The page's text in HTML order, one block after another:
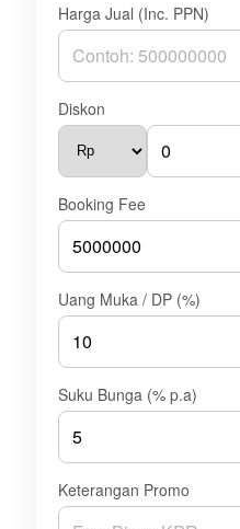
Harga Jual (Inc. PPN)
Diskon
Booking Fee
Uang Muka / DP (%)
Suku Bunga (% p.a)
Keterangan Promo